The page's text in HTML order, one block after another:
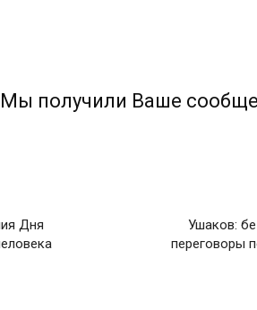
получили Ваше
Дня
Ушаков:
переговоры